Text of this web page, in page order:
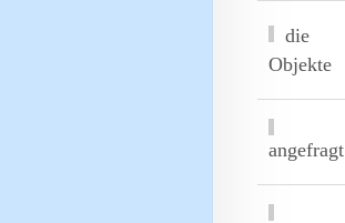
die
Objekte
angefragt